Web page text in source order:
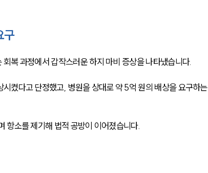
구
복 과정에서 갑작스러운 하지 마비 증상을 나타냈습니다.
켰다고 단정했고, 병원을 상대로 약 5억 원의 배상을 요구하는
항소를 제기해 법적 공방이 이어졌습니다.